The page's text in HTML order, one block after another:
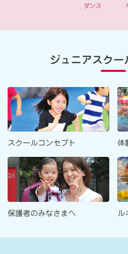
ダンス
ジュニアスクー
スクールコンセプト 体
保護者のみなさまへ ル